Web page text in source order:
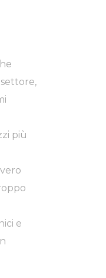
più
e